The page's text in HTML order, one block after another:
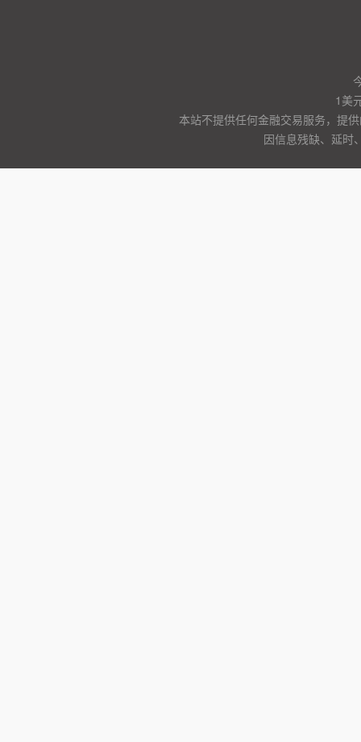
1美
本站不提供任何金融交易服务，提
因信息残缺、延时